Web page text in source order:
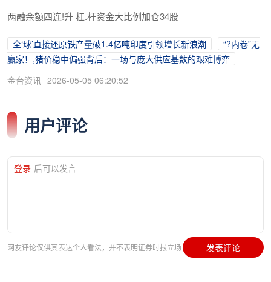
两融余额四连!升 杠.杆资金大比例加仓34股
全‘球’直接还原铁产量破1.4亿吨印度引领增长新浪潮
“?内卷”无
赢家！,猪价稳中偏强背后：一场与庞大供应基数的艰难博弈
金台资讯 2026-05-05 06:20:52
用户评论
登录 后可以发言
网友评论仅供其表达个人看法，并不表明证券时报立场 发表评论